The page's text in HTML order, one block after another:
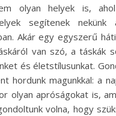
olyan helyek is,
segítenek
Akár egy egyszerű
van szó, a táskák
és életstílusunkat.
hordunk magunkkal: a
olyan apróságokat is,
volna, hogy